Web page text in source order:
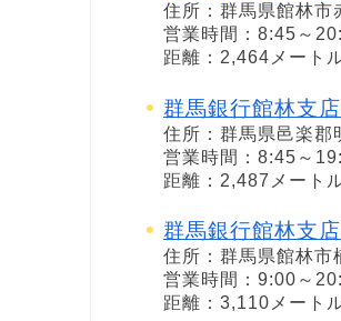
住所：群馬県館林市
営業時間：8:45～
距離：2,464メート
群馬銀行館林支
住所：群馬県邑楽郡
営業時間：8:45～
距離：2,487メート
群馬銀行館林支
住所：群馬県館林市
営業時間：9:00～
距離：3,110メート